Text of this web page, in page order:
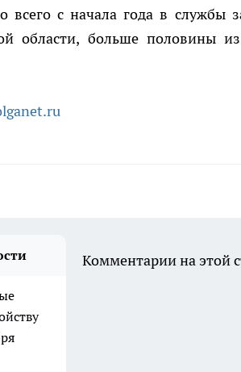
всего с начала года в службы
области, больше половины
Комментарии на этой